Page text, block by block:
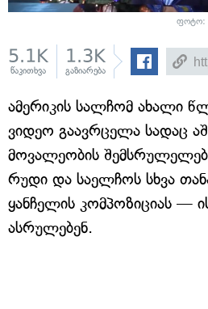
ფოტო:
5.1K
წაკითხვა
1.3K
გაზიარება
ამერიკის სალჩომ ახალი
ვიდეო გაავრცელა სადაც
მოვალეობის
რუდი და საელჩოს სხვა
ყანჩელის კომპოზიციას —
ასრულებენ.